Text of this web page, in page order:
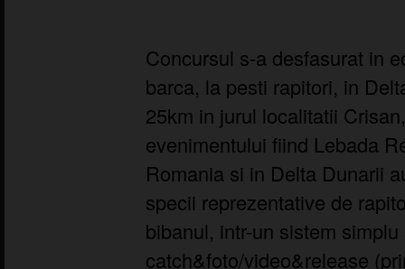
Concursul s-a desfasurat in
barca, la pesti rapitori, in
25km in jurul localitatii
evenimentului fiind Lebada
Romania si in Delta Dunarii
specii reprezentative de
bibanul, intr-un sistem
catch&foto/video&release